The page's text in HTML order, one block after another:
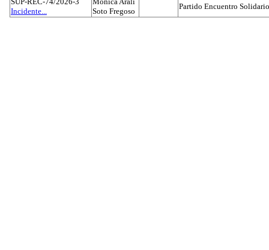
Incidente...
Soto Fregoso
Partido Encuentro